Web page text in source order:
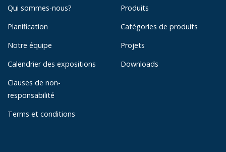
Qui sommes-nous?
Planification
Notre équipe
Calendrier des expositions
Clauses de non-
responsabilité
Terms et conditions
Produits
Catégories de produits
Projets
Downloads